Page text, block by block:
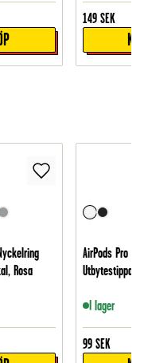
149 SEK
Rosa
AirPods Pro
Utbytestippar
I lager
99 SEK